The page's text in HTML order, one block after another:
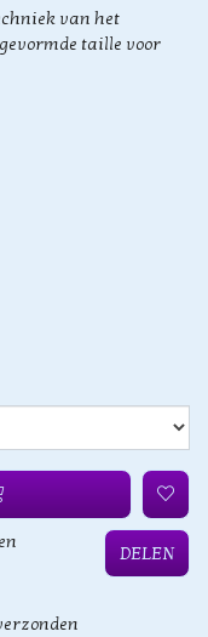
van het
taille voor
DELEN